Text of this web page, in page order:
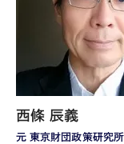
元 東京財団政策研究
西條 辰義